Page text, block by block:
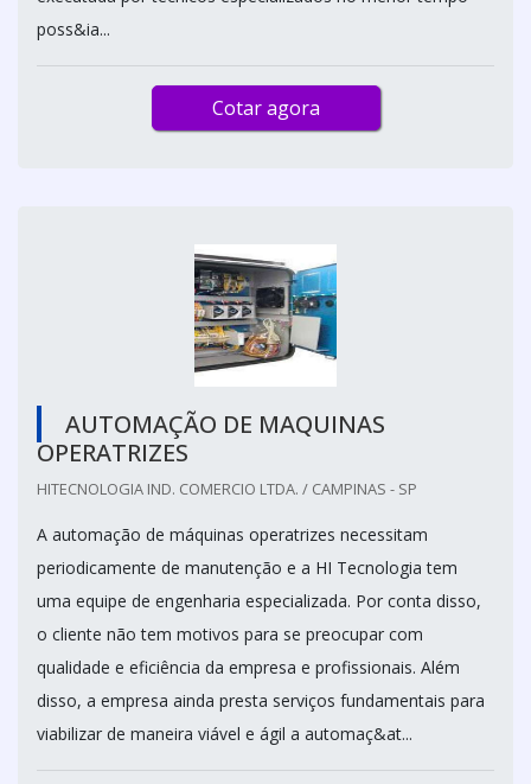
poss&ia...
Cotar agora
AUTOMAÇÃO DE MAQUINAS
OPERATRIZES
HITECNOLOGIA IND. COMERCIO LTDA. / CAMPINAS - SP
A automação de máquinas operatrizes necessitam
periodicamente de manutenção e a HI Tecnologia tem
uma equipe de engenharia especializada. Por conta disso,
o cliente não tem motivos para se preocupar com
qualidade e eficiência da empresa e profissionais. Além
disso, a empresa ainda presta serviços fundamentais para
viabilizar de maneira viável e ágil a automaç&at...